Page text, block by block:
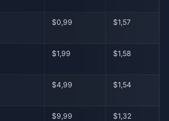
$0,99 $1,57
$1,99 $1,58
$4,99 $1,54
$9,99 $1,32